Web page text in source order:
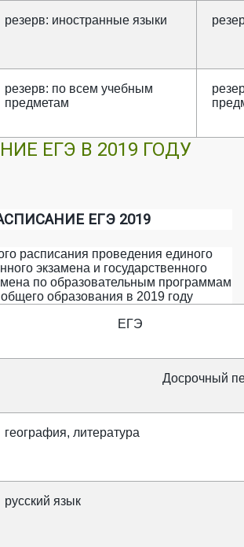
резерв: иностранные языки
резерв: по всем учебным
предметам
ЕГЭ В 2019 ГОДУ
ЕГЭ 2019
расписания проведения единого
экзамена и государственного
по образовательным программам
образования в 2019 году
ЕГЭ
Досрочный
география, литература
русский язык